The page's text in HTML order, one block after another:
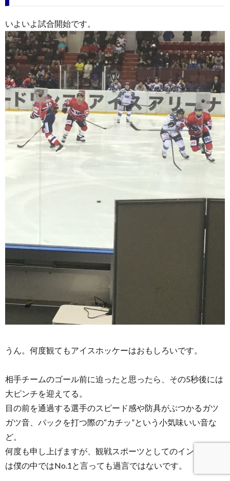
いよいよ試合開始です。
うん。何度観てもアイスホッケーはおもしろいです。
相手チームのゴール前に迫ったと思ったら、その5秒後には
大ピンチを迎えてる。
目の前を通過する選手のスピード感や防具がぶつかるガツ
ガツ音、パックを打つ際の“カチッ”という小気味いい音な
ど。
何度も申し上げますが、観戦スポーツとしてのインパクト
は僕の中ではNo.1と言っても過言ではないです。